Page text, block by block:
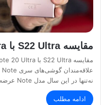
مقایسه S22 Ultra با Note 20 Ultra سامسونگ
نه‌تنها در این سال مدل Note عرضه نکرد، بلکه بعدتر تولید کل سری را…
ادامه مطلب